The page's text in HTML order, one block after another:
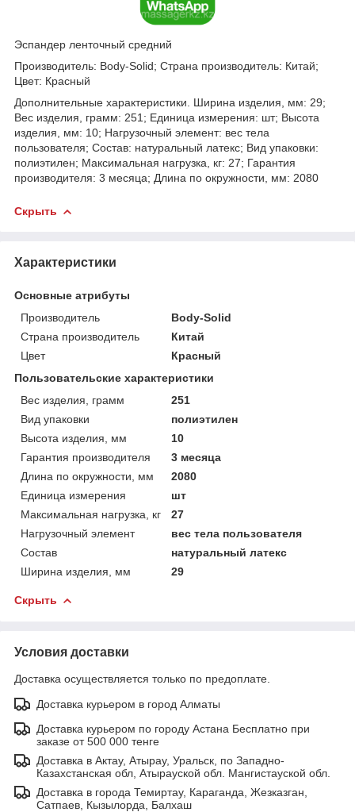
Эспандер ленточный средний
Производитель: Body-Solid; Страна производитель: Китай;
Цвет: Красный
Дополнительные характеристики. Ширина изделия, мм: 29;
Вес изделия, грамм: 251; Единица измерения: шт; Высота
изделия, мм: 10; Нагрузочный элемент: вес тела
пользователя; Состав: натуральный латекс; Вид упаковки:
полиэтилен; Максимальная нагрузка, кг: 27; Гарантия
производителя: 3 месяца; Длина по окружности, мм: 2080
Скрыть
Характеристики
Основные атрибуты
Производитель
Body-Solid
Страна производитель
Китай
Цвет
Красный
Пользовательские характеристики
Вес изделия, грамм
251
Вид упаковки
полиэтилен
Высота изделия, мм
10
Гарантия производителя
3 месяца
Длина по окружности, мм
2080
Единица измерения
шт
Максимальная нагрузка, кг
27
Нагрузочный элемент
вес тела пользователя
Состав
натуральный латекс
Ширина изделия, мм
29
Скрыть
Условия доставки
Доставка осуществляется только по предоплате.
Доставка курьером в город Алматы
Доставка курьером по городу Астана Бесплатно при
заказе от 500 000 тенге
Доставка в Актау, Атырау, Уральск, по Западно-
Казахстанская обл, Атырауской обл. Мангистауской обл.
Доставка в города Темиртау, Караганда, Жезказган,
Сатпаев, Кызылорда, Балхаш